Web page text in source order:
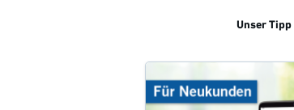
Unser Tipp